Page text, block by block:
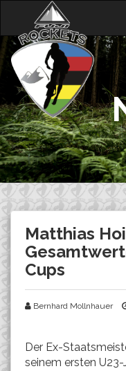
content
Matthias
Cups
Bernhard Mollnhauer
Der Ex-
seinem ersten